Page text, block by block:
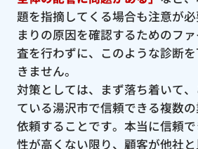
題を指摘してくる場合も注意が
まりの原因を確認するためのフ
査を行わずに、このような診断
きません。
対策としては、まず落ち着いて
ている湯沢市で信頼できる複数
依頼することです。本当に信頼
性が高くない限り、顧客が他社